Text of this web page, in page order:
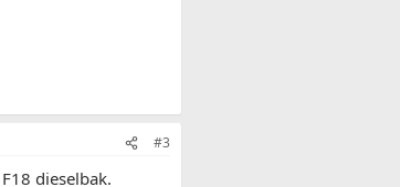
#3
dieselbak.